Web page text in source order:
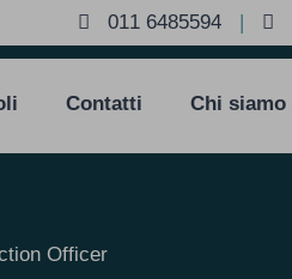
011 6485594 |
Contatti Chi siamo
Officer